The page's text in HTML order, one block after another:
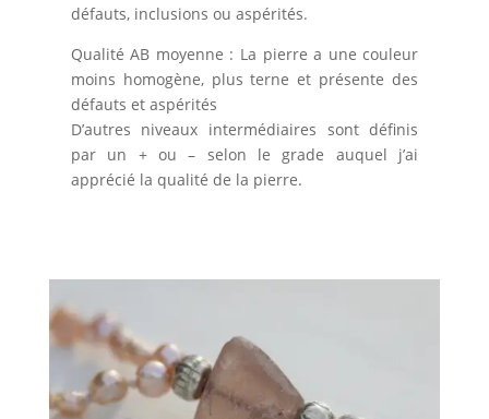
défauts, inclusions ou aspérités.
Qualité AB moyenne : La pierre a une couleur
moins homogène, plus terne et présente des
défauts et aspérités
D’autres niveaux intermédiaires sont définis
par un + ou – selon le grade auquel j’ai
apprécié la qualité de la pierre.